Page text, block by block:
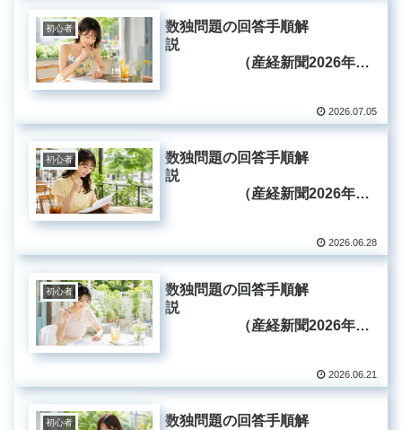
初心者
数独問題の回答手順解
説
（産経新聞2026年7
2026.07.05
初心者
数独問題の回答手順解
説
（産経新聞2026年6
2026.06.28
初心者
数独問題の回答手順解
説
（産経新聞2026年6
2026.06.21
初心者
数独問題の回答手順解